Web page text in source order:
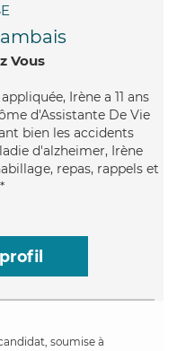
Vous
Irène a 11 ans
d'Assistante De Vie
bien les accidents
d'alzheimer, Irène
repas, rappels et
soumise à